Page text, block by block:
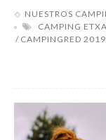
NUESTROS
CAMPING
CAMPINGRED 2019